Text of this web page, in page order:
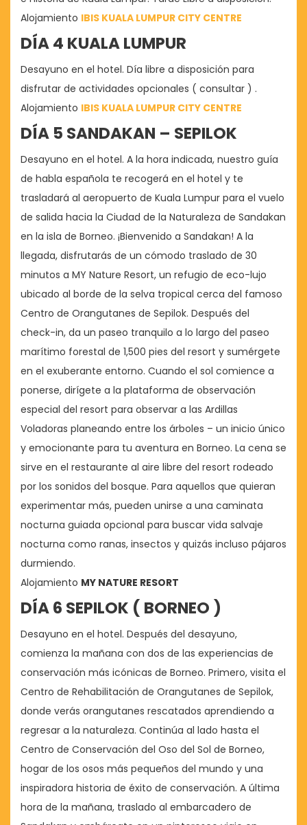
Alojamiento IBIS KUALA LUMPUR CITY CENTRE
DÍA 4 KUALA LUMPUR
Desayuno en el hotel. Día libre a disposición para
disfrutar de actividades opcionales ( consultar ) .
Alojamiento IBIS KUALA LUMPUR CITY CENTRE
DÍA 5 SANDAKAN – SEPILOK
Desayuno en el hotel. A la hora indicada, nuestro guía
de habla española te recogerá en el hotel y te
trasladará al aeropuerto de Kuala Lumpur para el vuelo
de salida hacia la Ciudad de la Naturaleza de Sandakan
en la isla de Borneo. ¡Bienvenido a Sandakan! A la
llegada, disfrutarás de un cómodo traslado de 30
minutos a MY Nature Resort, un refugio de eco-lujo
ubicado al borde de la selva tropical cerca del famoso
Centro de Orangutanes de Sepilok. Después del
check-in, da un paseo tranquilo a lo largo del paseo
marítimo forestal de 1,500 pies del resort y sumérgete
en el exuberante entorno. Cuando el sol comience a
ponerse, dirígete a la plataforma de observación
especial del resort para observar a las Ardillas
Voladoras planeando entre los árboles – un inicio único
y emocionante para tu aventura en Borneo. La cena se
sirve en el restaurante al aire libre del resort rodeado
por los sonidos del bosque. Para aquellos que quieran
experimentar más, pueden unirse a una caminata
nocturna guiada opcional para buscar vida salvaje
nocturna como ranas, insectos y quizás incluso pájaros
durmiendo.
Alojamiento MY NATURE RESORT
DÍA 6 SEPILOK ( BORNEO )
Desayuno en el hotel. Después del desayuno,
comienza la mañana con dos de las experiencias de
conservación más icónicas de Borneo. Primero, visita el
Centro de Rehabilitación de Orangutanes de Sepilok,
donde verás orangutanes rescatados aprendiendo a
regresar a la naturaleza. Continúa al lado hasta el
Centro de Conservación del Oso del Sol de Borneo,
hogar de los osos más pequeños del mundo y una
inspiradora historia de éxito de conservación. A última
hora de la mañana, traslado al embarcadero de